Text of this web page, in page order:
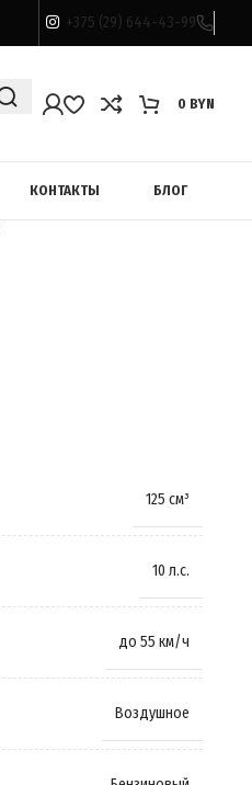
+375 (29) 644-43-99
0 BYN
КОНТАКТЫ БЛОГ
125 см³
10 л.с.
до 55 км/ч
Воздушное